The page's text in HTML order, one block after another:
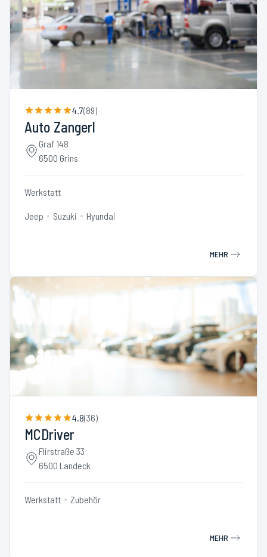
4.7(89)
Auto Zangerl
Graf 148
6500 Grins
Werkstatt
Jeep Suzuki Hyundai
MEHR
4.8(36)
MCDriver
Flirstraße 33
6500 Landeck
Werkstatt Zubehör
MEHR